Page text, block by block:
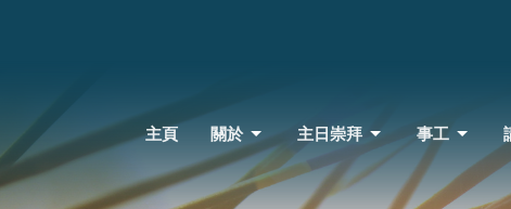
主頁 關於 主日崇拜 事工